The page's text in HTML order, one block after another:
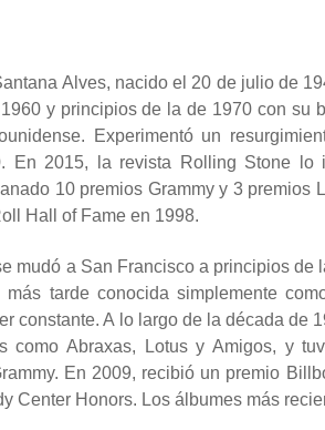
Alves, nacido el 20 de julio de
y principios de la de 1970 con su
Experimentó un
En 2015, la revista Rolling Stone
10 premios Grammy y 3 premios
Hall of Fame en 1998.
mudó a San Francisco a principios
más tarde conocida simplemente
constante. A lo largo de la década de
como Abraxas, Lotus y Amigos, y
En 2009, recibió un premio
Center Honors. Los álbumes más